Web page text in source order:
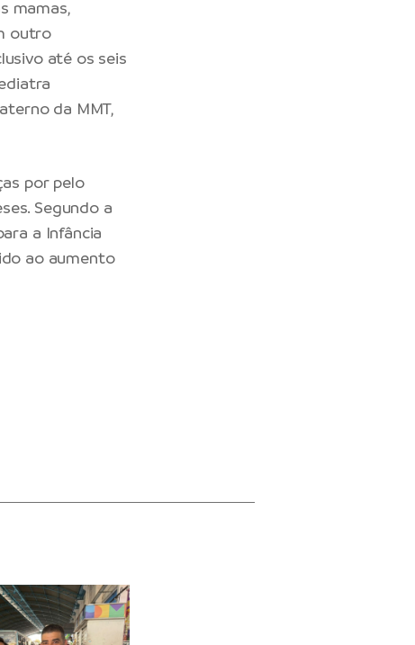
mamas,
outro
até os seis
da MMT,
por pelo
Segundo a
a Infância
ao aumento